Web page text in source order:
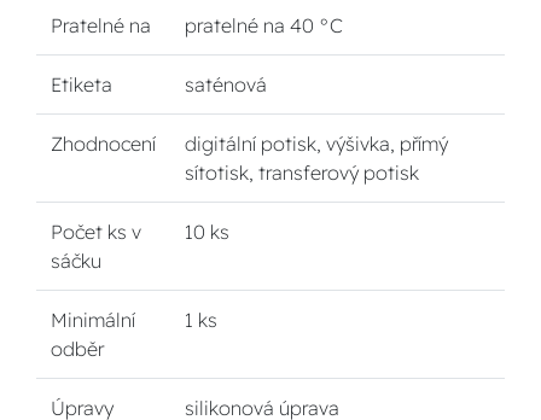
Pratelné na pratelné na 40 °C
Etiketa saténová
Zhodnocení
digitální potisk, výšivka, přímý
sítotisk, transferový potisk
Počet ks v
sáčku
10 ks
Minimální
odběr
1 ks
Úpravy silikonová úprava